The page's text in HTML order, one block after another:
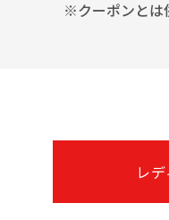
※クーポンとは
レ